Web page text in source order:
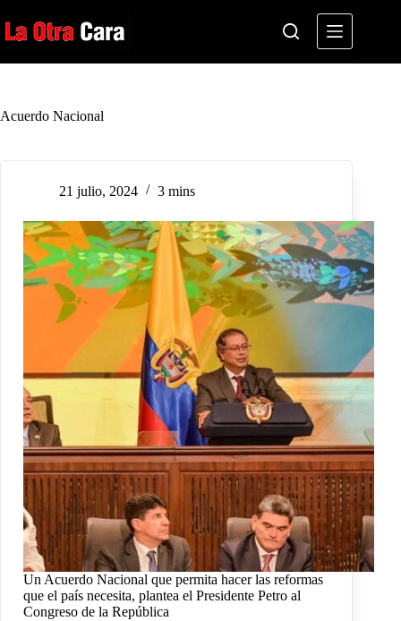
al
contenido
Acuerdo Nacional
21 julio, 2024 3 mins
Un Acuerdo Nacional que permita hacer las reformas
que el país necesita, plantea el Presidente Petro al
Congreso de la República